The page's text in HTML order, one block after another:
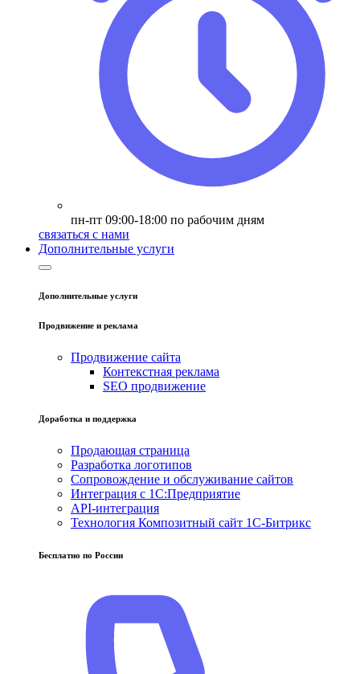
пн-пт 09:00-18:00 по рабочим дням
связаться с нами
Дополнительные услуги
Дополнительные услуги
Продвижение и реклама
Продвижение сайта
Контекстная реклама
SEO продвижение
Доработка и поддержка
Продающая страница
Разработка логотипов
Сопровождение и обслуживание сайтов
Интеграция с 1С:Предприятие
API-интеграция
Технология Композитный сайт 1С-Битрикс
Бесплатно по России